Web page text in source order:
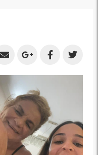
Share
on
Share
on
Facebook
Share
on
Google
Plus